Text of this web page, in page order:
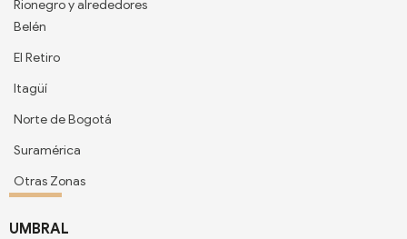
Rionegro y alrededores
Belén
El Retiro
Itagüí
Norte de Bogotá
Suramérica
Otras Zonas
UMBRAL